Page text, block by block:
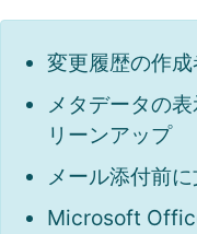
変更履歴の作
メタデータの
リーンアップ
メール添付前
Microsoft